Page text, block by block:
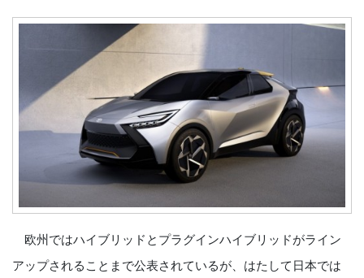
欧州ではハイブリッドとプラグインハイブリッドがライン
アップされることまで公表されているが、はたして日本では